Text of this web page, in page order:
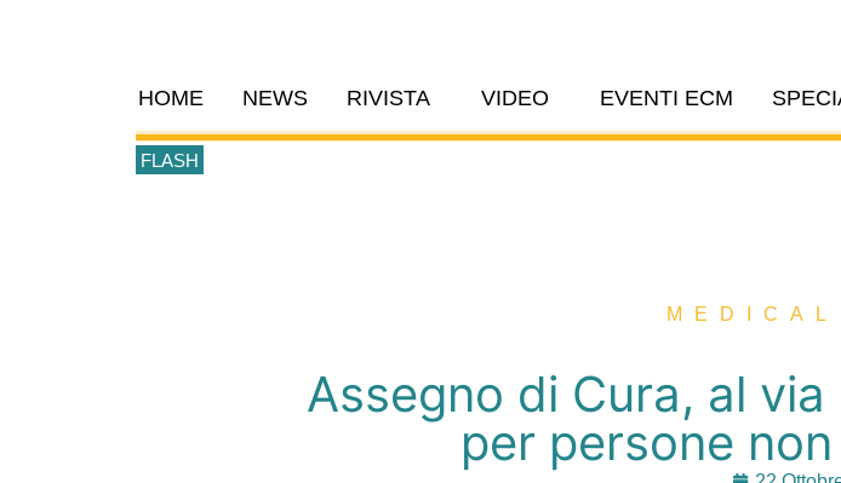
HOME NEWS RIVISTA VIDEO EVENTI ECM
FLASH
MEDICAL
Assegno di Cura, al
per persone